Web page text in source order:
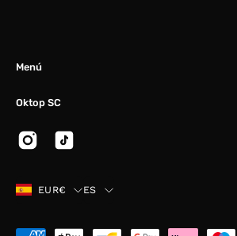
Menú
Oktop SC
PaísEUR€ Idioma
ES